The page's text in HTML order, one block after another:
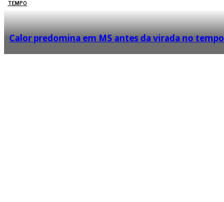
TEMPO
Calor predomina em MS antes da virada no tempo